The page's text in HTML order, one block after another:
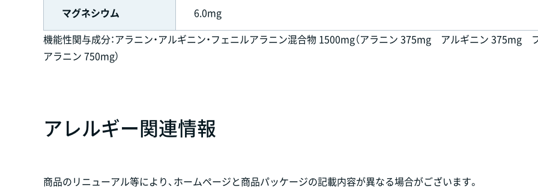
マグネシウム
6.0mg
機能性関与成分：アラニン・アルギニン・フェニルアラニン混合物 1500mg（アラニン 375mg アルギニン 375mg
アラニン 750mg）
アレルギー関連情報
商品のリニューアル等により、ホームページと商品パッケージの記載内容が異なる場合がございます。